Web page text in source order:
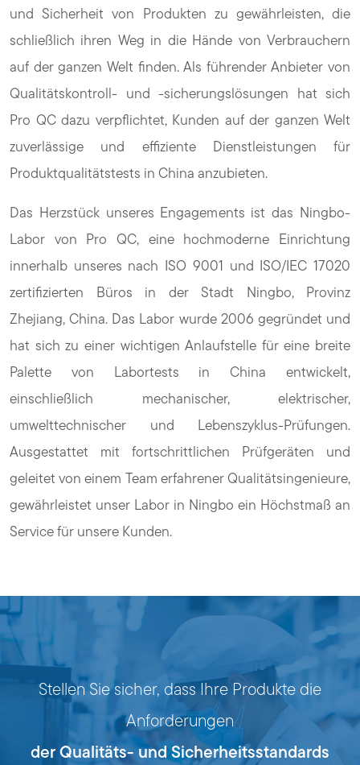
und Sicherheit von Produkten zu gewährleisten, die
schließlich ihren Weg in die Hände von Verbrauchern
auf der ganzen Welt finden. Als führender Anbieter von
Qualitätskontroll- und -sicherungslösungen hat sich
Pro QC dazu verpflichtet, Kunden auf der ganzen Welt
zuverlässige und effiziente Dienstleistungen für
Produktqualitätstests in China anzubieten.
Das Herzstück unseres Engagements ist das Ningbo-
Labor von Pro QC, eine hochmoderne Einrichtung
innerhalb unseres nach ISO 9001 und ISO/IEC 17020
zertifizierten Büros in der Stadt Ningbo, Provinz
Zhejiang, China. Das Labor wurde 2006 gegründet und
hat sich zu einer wichtigen Anlaufstelle für eine breite
Palette von Labortests in China entwickelt,
einschließlich mechanischer, elektrischer,
umwelttechnischer und Lebenszyklus-Prüfungen.
Ausgestattet mit fortschrittlichen Prüfgeräten und
geleitet von einem Team erfahrener Qualitätsingenieure,
gewährleistet unser Labor in Ningbo ein Höchstmaß an
Service für unsere Kunden.
Stellen Sie sicher, dass Ihre Produkte die
Anforderungen
der Qualitäts- und Sicherheitsstandards